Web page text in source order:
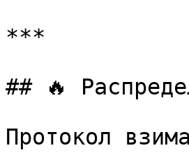
***
## 🔥
Протокол